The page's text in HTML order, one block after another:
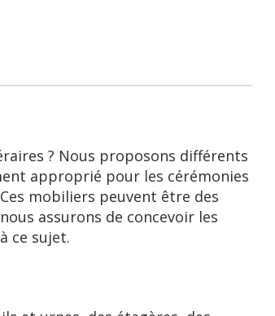
? Nous proposons différents
approprié pour les cérémonies
mobiliers peuvent être des
assurons de concevoir les
ce sujet.